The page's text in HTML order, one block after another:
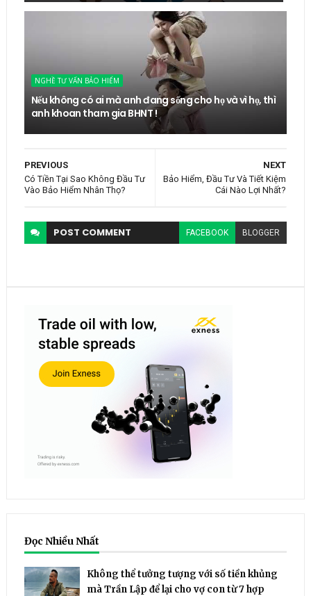
NGHỀ TƯ VẤN BẢO HIỂM
Nếu không có ai mà anh đang sống cho họ và vì họ, thì
anh khoan tham gia BHNT !
NEXT
Bảo Hiểm, Đầu Tư Và Tiết Kiệm
Cái Nào Lợi Nhất?
PREVIOUS
Có Tiền Tại Sao Không Đầu Tư
Vào Bảo Hiểm Nhân Thọ?
POST COMMENT FACEBOOK BLOGGER
Đọc Nhiều Nhất
Không thể tưởng tượng với số tiền khủng
mà Trần Lập để lại cho vợ con từ 7 hợp